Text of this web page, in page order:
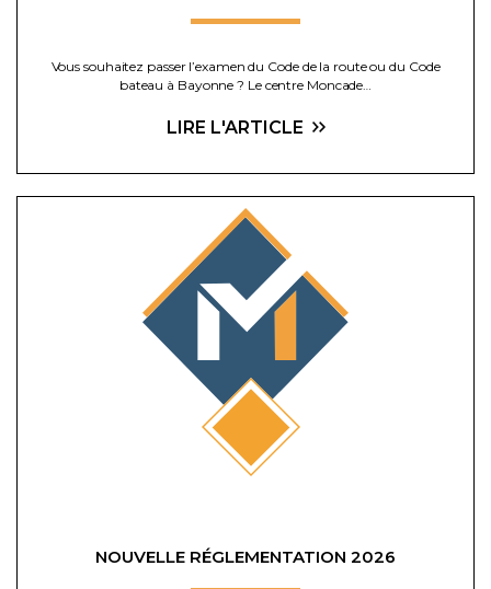
Vous souhaitez passer l’examen du Code de la route ou du Code
bateau à Bayonne ? Le centre Moncade…
LIRE L'ARTICLE
NOUVELLE RÉGLEMENTATION 2026